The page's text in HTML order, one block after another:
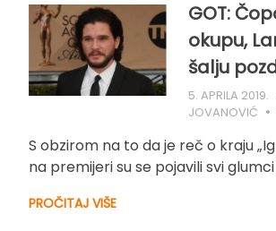
GOT:
okupu,
šalju
5. APRILA 2019.
JOVANOVIĆ
S obzirom na to da je reč o kraju
na premijeri su se pojavili svi
PROČITAJ VIŠE